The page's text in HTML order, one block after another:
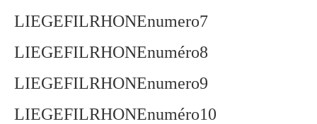
LIEGEFILRHONEnumero7
LIEGEFILRHONEnuméro8
LIEGEFILRHONEnumero9
LIEGEFILRHONEnuméro10